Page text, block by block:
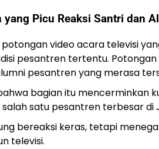
yang Picu Reaksi Santri dan
video acara televisi
pesantren tertentu.
pesantren yang merasa
bagian itu mencerminkan
salah satu pesantren terbesar
bereaksi keras, tetapi
televisi.